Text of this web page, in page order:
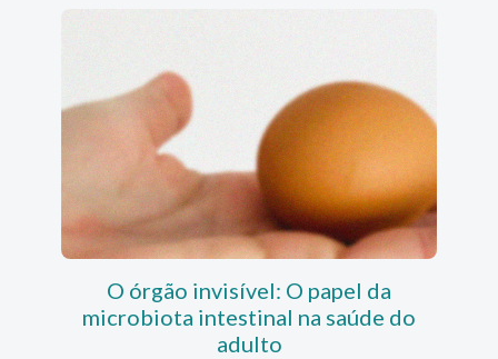
O órgão invisível: O papel da
microbiota intestinal na saúde do
adulto